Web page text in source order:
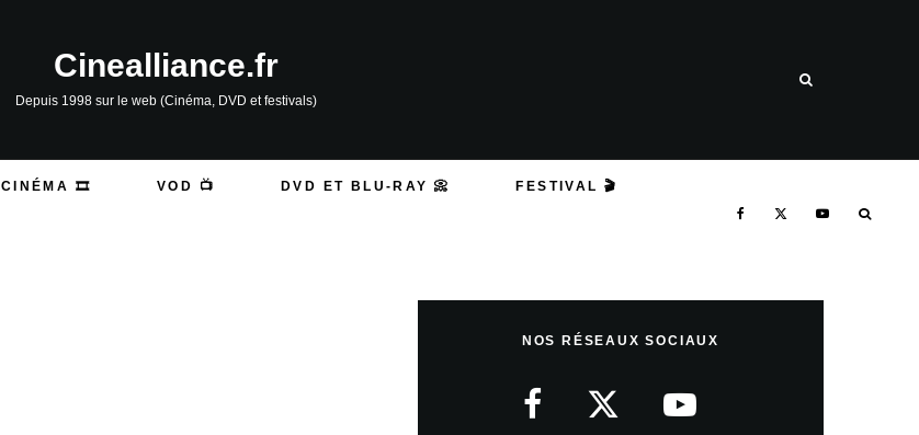
Cinealliance.fr
Depuis 1998 sur le web (Cinéma, DVD et festivals)
CINÉMA 🎞️ VOD 📺 DVD ET BLU-RAY 📀 FESTIVAL 🎬
NOS RÉSEAUX SOCIAUX